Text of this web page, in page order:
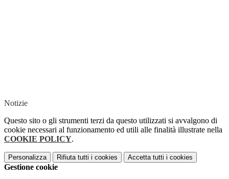
Notizie
Questo sito o gli strumenti terzi da questo utilizzati si avvalgono di
cookie necessari al funzionamento ed utili alle finalità illustrate nella
COOKIE POLICY.
Personalizza Rifiuta tutti i cookies Accetta tutti i cookies
Gestione cookie